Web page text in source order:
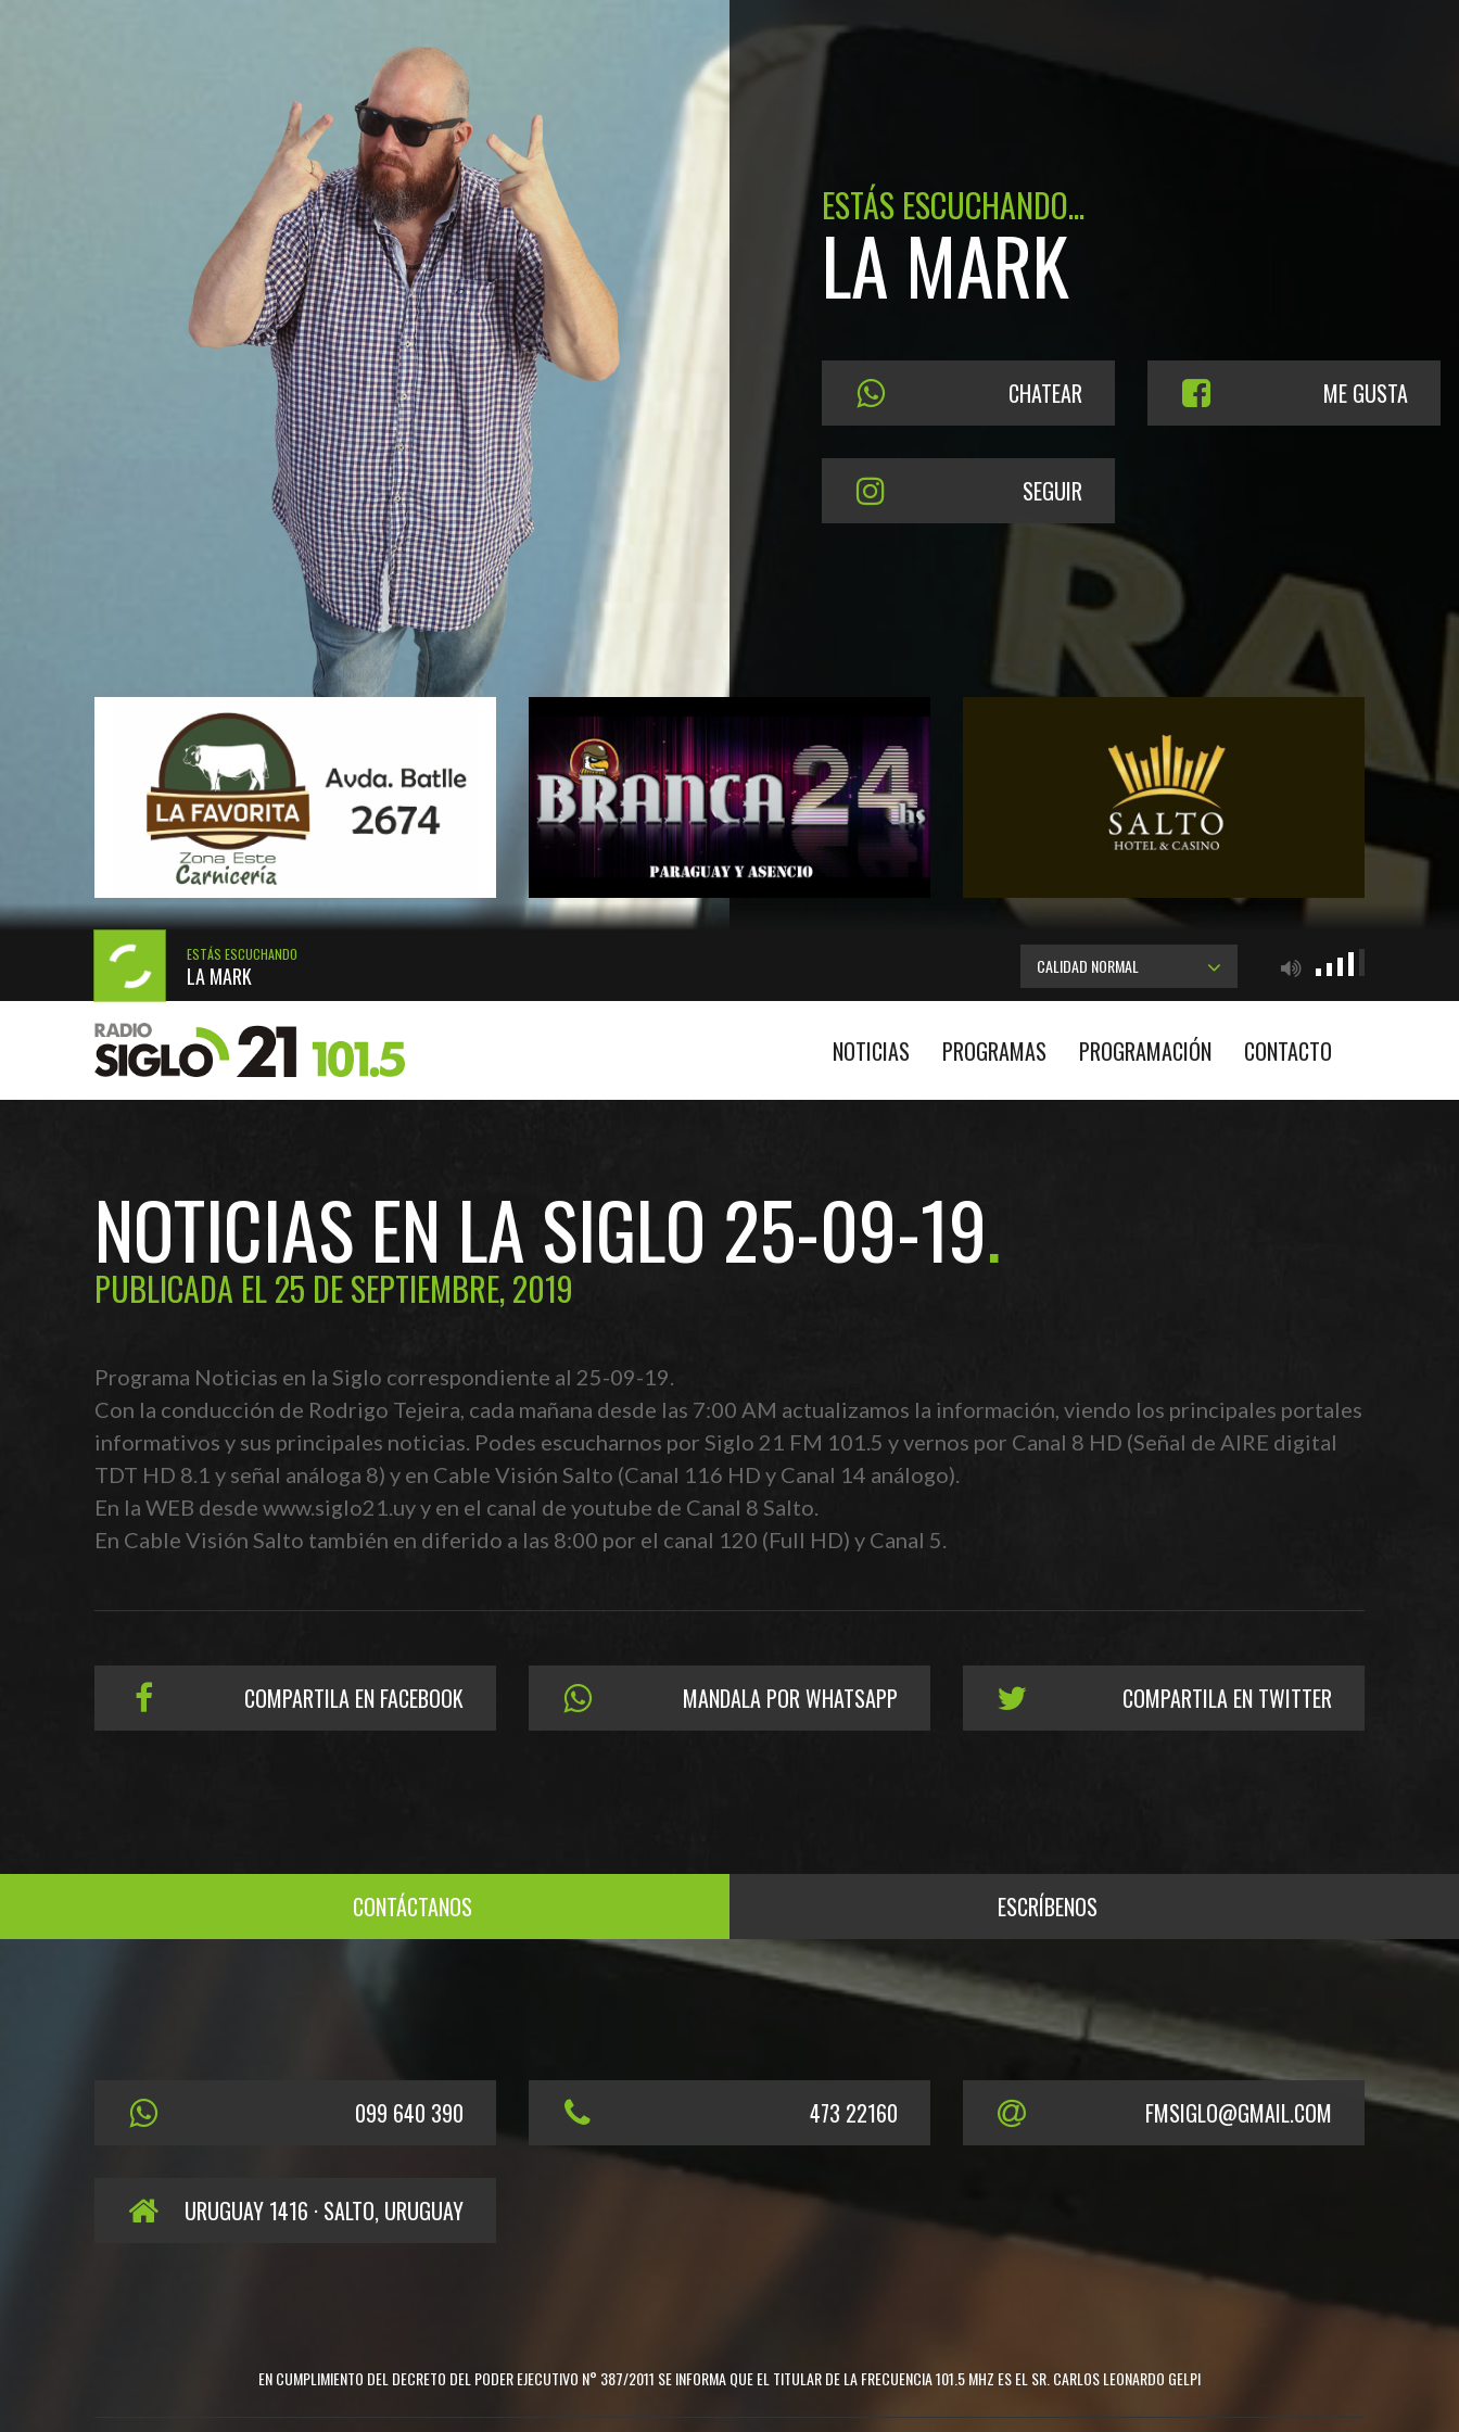
ESTÁS ESCUCHANDO...
LA MARK
CHATEAR ME GUSTA
SEGUIR
ESTÁS ESCUCHANDO
LA MARK CALIDAD NORMAL
NOTICIAS PROGRAMAS PROGRAMACIÓN CONTACTO
NOTICIAS EN LA SIGLO 25-09-19
PUBLICADA EL 25 DE SEPTIEMBRE, 2019
Programa Noticias en la Siglo correspondiente al 25-09-19.
Con la conducción de Rodrigo Tejeira, cada mañana desde las 7:00 AM actualizamos la información, viendo los principales portales
informativos y sus principales noticias. Podes escucharnos por Siglo 21 FM 101.5 y vernos por Canal 8 HD (Señal de AIRE digital
TDT HD 8.1 y señal análoga 8) y en Cable Visión Salto (Canal 116 HD y Canal 14 análogo).
En la WEB desde www.siglo21.uy y en el canal de youtube de Canal 8 Salto.
En Cable Visión Salto también en diferido a las 8:00 por el canal 120 (Full HD) y Canal 5.
COMPARTILA EN FACEBOOK MANDALA POR WHATSAPP COMPARTILA EN TWITTER
CONTÁCTANOS ESCRÍBENOS
099 640 390 473 22160 FMSIGLO@GMAIL.COM
URUGUAY 1416 · SALTO, URUGUAY
EN CUMPLIMIENTO DEL DECRETO DEL PODER EJECUTIVO N° 387/2011 SE INFORMA QUE EL TITULAR DE LA FRECUENCIA 101.5 MHZ ES EL SR. CARLOS LEONARDO GELPI